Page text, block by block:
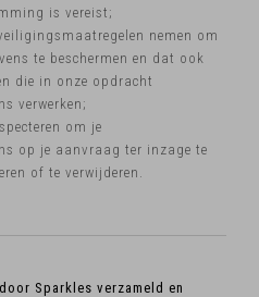
is vereist;
nemen om
te beschermen en dat ook
die in onze opdracht
verwerken;
om je
op je aanvraag ter inzage te
of te verwijderen.
Sparkles verzameld en